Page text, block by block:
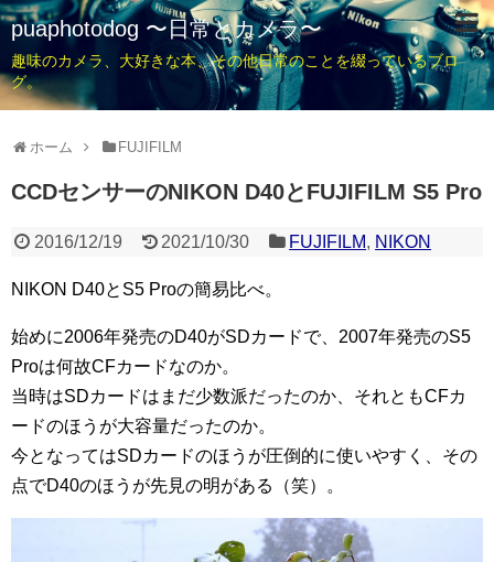
puaphotodog 〜日常とカメラ〜
趣味のカメラ、大好きな本、その他日常のことを綴っているブロ
グ。
ホーム FUJIFILM
CCDセンサーのNIKON D40とFUJIFILM S5 Pro
2016/12/19 2021/10/30 FUJIFILM, NIKON
NIKON D40とS5 Proの簡易比べ。
始めに2006年発売のD40がSDカードで、2007年発売のS5
Proは何故CFカードなのか。
当時はSDカードはまだ少数派だったのか、それともCFカ
ードのほうが大容量だったのか。
今となってはSDカードのほうが圧倒的に使いやすく、その
点でD40のほうが先見の明がある（笑）。